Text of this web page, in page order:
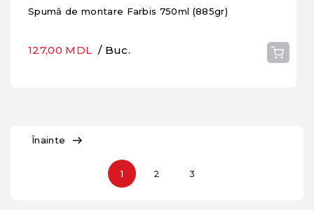
Spumă de montare Farbis 750ml (885gr)
127,00 MDL / Buc.
Înainte
1 2 3